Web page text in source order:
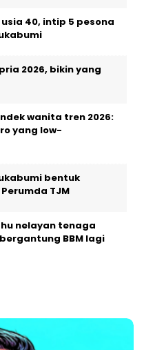
40, intip 5 pesona
2026, bikin yang
wanita tren 2026:
yang low-
bentuk
TJM
nelayan tenaga
BBM lagi